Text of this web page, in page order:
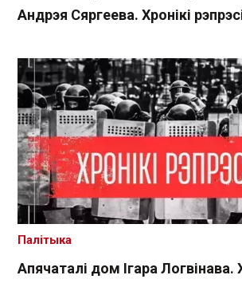
Андрэя Сяргеева. Хронікі
Апячаталі дом Ігара Логвінава.
Палітыка